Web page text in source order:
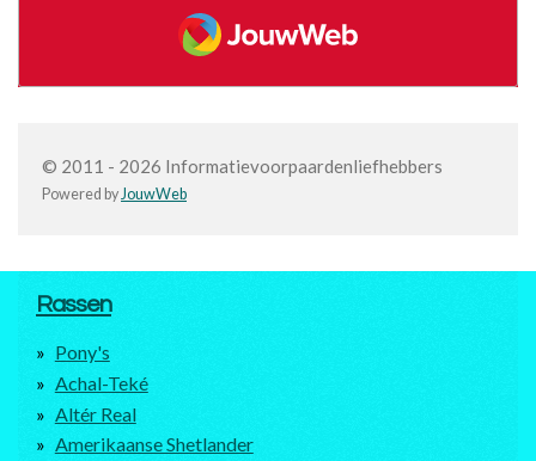
JouwWeb
© 2011 - 2026 Informatievoorpaardenliefhebbers
Powered byJouwWeb
Rassen
Pony's
Achal-Teké
Altér Real
Amerikaanse Shetlander